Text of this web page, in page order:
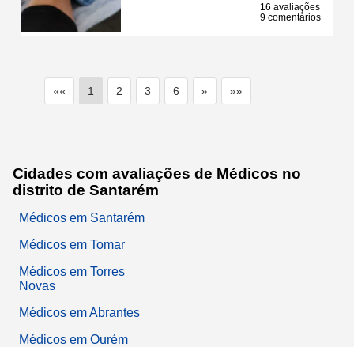
16 avaliações
9 comentários
«« 1 2 3 6 » »»
Cidades com avaliações de Médicos no
distrito de Santarém
Médicos em Santarém
Médicos em Tomar
Médicos em Torres
Novas
Médicos em Abrantes
Médicos em Ourém